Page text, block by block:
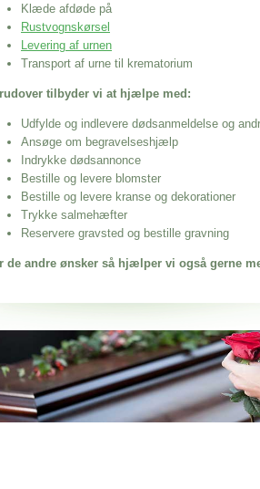
Klæde afdøde på
Rustvognskørsel
Levering af urnen
Transport af urne til krematorium
tilbyder vi at hjælpe med:
Udfylde og indlevere dødsanmeldelse og
Ansøge om begravelseshjælp
Indrykke dødsannonce
Bestille og levere blomster
Bestille og levere kranse og dekorationer
Trykke salmehæfter
Reservere gravsted og bestille gravning
de andre ønsker så hjælper vi også gerne
hos os får du altid en god afslutning når det gælder
Prisbillig Begravelse I Spentrup
hjælper i alle faser af begravelsel